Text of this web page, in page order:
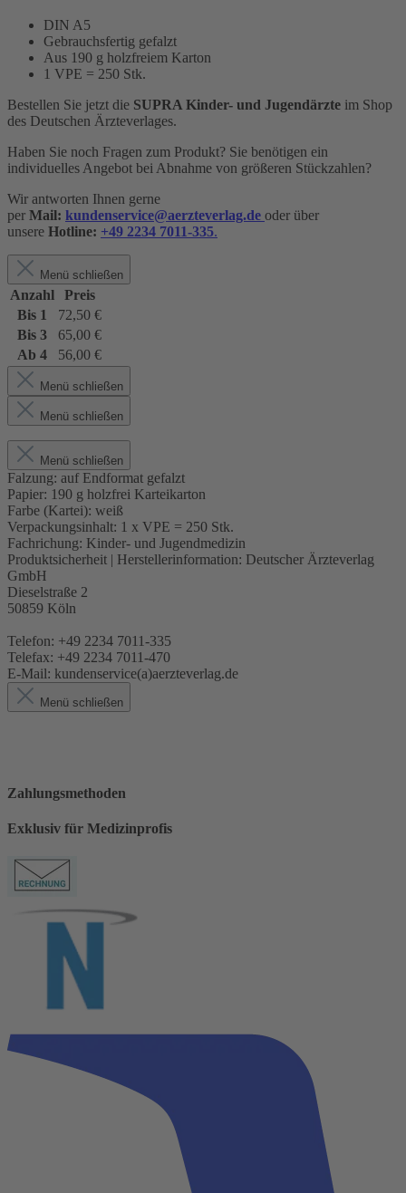
DIN A5
Gebrauchsfertig gefalzt
Aus 190 g holzfreiem Karton
1 VPE = 250 Stk.
Bestellen Sie jetzt die SUPRA Kinder- und Jugendärzte im Shop
des Deutschen Ärzteverlages.
Haben Sie noch Fragen zum Produkt? Sie benötigen ein
individuelles Angebot bei Abnahme von größeren Stückzahlen?
Wir antworten Ihnen gerne
per Mail: kundenservice@aerzteverlag.de oder über
unsere Hotline: +49 2234 7011-335.
Menü schließen
Anzahl
Preis
Bis 1
72,50 €
Bis 3
65,00 €
Ab 4 56,00 €
Menü schließen
Menü schließen
Menü schließen
Falzung: auf Endformat gefalzt
Papier: 190 g holzfrei Karteikarton
Farbe (Kartei): weiß
Verpackungsinhalt: 1 x VPE = 250 Stk.
Fachrichung: Kinder- und Jugendmedizin
Produktsicherheit | Herstellerinformation: Deutscher Ärzteverlag
GmbH
Dieselstraße 2
50859 Köln
Telefon: +49 2234 7011-335
Telefax: +49 2234 7011-470
E-Mail: kundenservice(a)aerzteverlag.de
Menü schließen
Zahlungsmethoden
Exklusiv für Medizinprofis